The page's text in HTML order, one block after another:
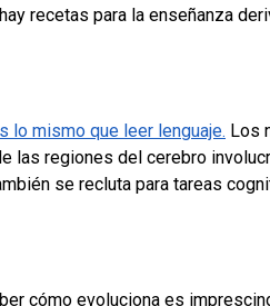
recetas para la enseñanza
lo mismo que leer lenguaje. Los
las regiones del cerebro
se recluta para tareas
cómo evoluciona es